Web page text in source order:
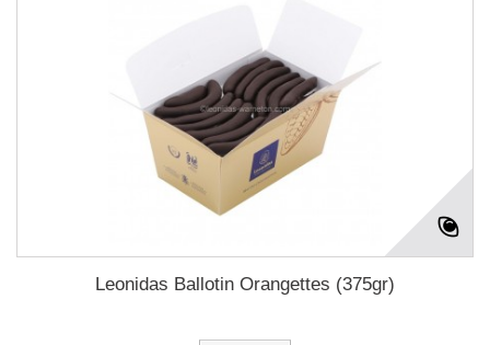
Leonidas Ballotin Orangettes (375gr)